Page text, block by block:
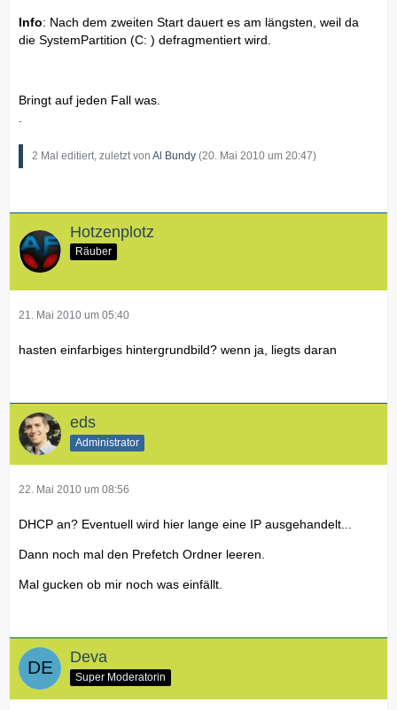
Info: Nach dem zweiten Start dauert es am längsten, weil da
die SystemPartition (C: ) defragmentiert wird.
Bringt auf jeden Fall was.
2 Mal editiert, zuletzt von Al Bundy (20. Mai 2010 um 20:47)
Hotzenplotz
Räuber
21. Mai 2010 um 05:40
hasten einfarbiges hintergrundbild? wenn ja, liegts daran
eds
Administrator
22. Mai 2010 um 08:56
DHCP an? Eventuell wird hier lange eine IP ausgehandelt...
Dann noch mal den Prefetch Ordner leeren.
Mal gucken ob mir noch was einfällt.
Deva
Super Moderatorin